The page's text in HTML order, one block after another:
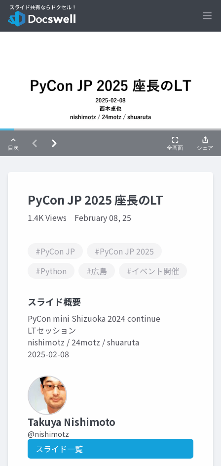
PyCon JP 2025 座長のLT
1.4K Views February 08, 25
#PyCon JP
#PyCon JP 2025
#Python
#広島 #イベント開催
スライド概要
PyCon mini Shizuoka 2024 continue
LTセッション
nishimotz / 24motz / shuaruta
2025-02-08
Takuya Nishimoto
@nishimotz
スライド一覧